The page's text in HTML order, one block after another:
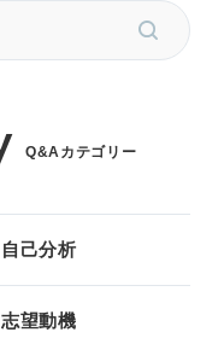
Q&Aカテゴリー
自己分析
志望動機